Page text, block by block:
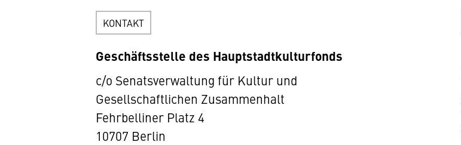
KONTAKT
Geschäftsstelle des Hauptstadtkulturfonds
c/o Senatsverwaltung für Kultur und
Gesellschaftlichen Zusammenhalt
Fehrbelliner Platz 4
10707 Berlin